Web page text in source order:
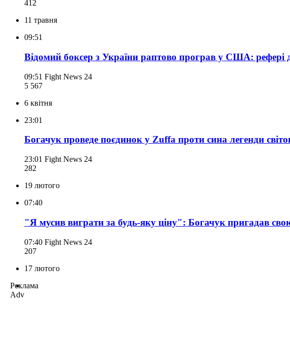
412
11 травня
09:51
Відомий боксер з України раптово програв у США: рефері
09:51 Fight News 24
5 567
6 квітня
23:01
Богачук проведе поєдинок у Zuffa проти сина легенди
23:01 Fight News 24
282
19 лютого
07:40
"Я мусив виграти за будь-яку ціну": Богачук пригадав
07:40 Fight News 24
207
17 лютого
Реклама
Adv